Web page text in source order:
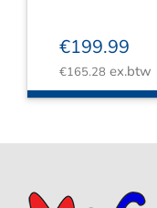
€199.99
€165.28 ex.btw